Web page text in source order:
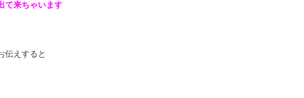
て来ちゃいます
伝えすると